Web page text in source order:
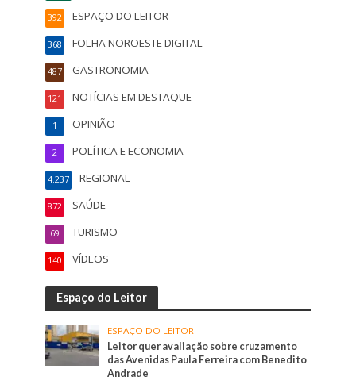
ESPAÇO DO LEITOR
392
FOLHA NOROESTE DIGITAL
368
GASTRONOMIA
487
NOTÍCIAS EM DESTAQUE
121
OPINIÃO
1
POLÍTICA E ECONOMIA
2
REGIONAL
4.237
SAÚDE
872
TURISMO
69
VÍDEOS
140
Espaço do Leitor
ESPAÇO DO LEITOR
Leitor quer avaliação sobre cruzamento
das Avenidas Paula Ferreira com Benedito
Andrade